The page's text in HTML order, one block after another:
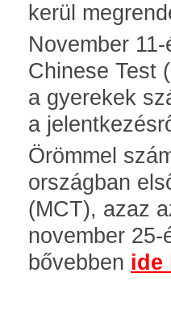
kerül
November
Chinese Test
a gyerekek
a
Örömmel
országban
(MCT), azaz
november
bővebben ide